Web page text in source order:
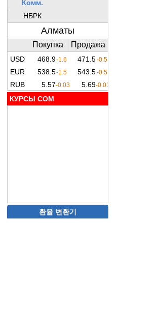
КУРСЫ COM
환율 변환기